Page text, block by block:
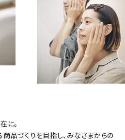
に。
品づくりを目指し、みなさまからの